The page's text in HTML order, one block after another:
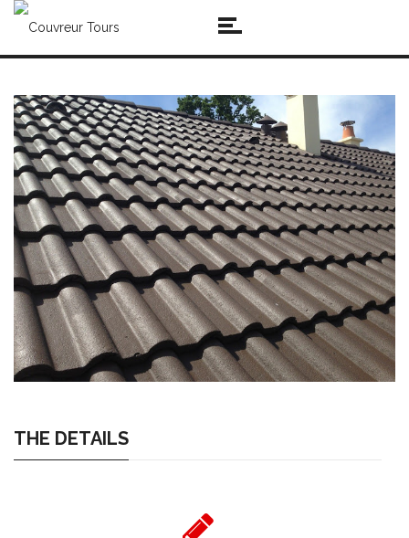
THE DETAILS